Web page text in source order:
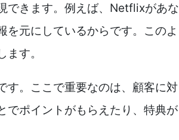
できます。例えば、Netflixがあな
元にしているからです。このよ
ます。
す。ここで重要なのは、顧客に対
でポイントがもらえたり、特典が